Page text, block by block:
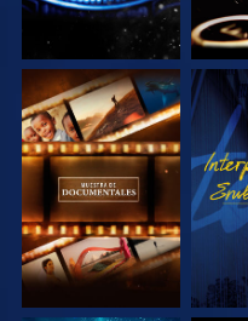
EXPLORA LAS
SERIES